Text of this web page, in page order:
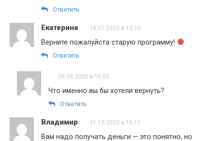
Ответить
Екатерина 18.07.2020 в 13:10
Верните пожалуйста старую программу!
Ответить
08.08.2020 в 16:55
Что именно вы бы хотели вернуть?
Ответить
Владимир 01.10.2020 в 16:11
Вам надо получать деньги — это понятно, но